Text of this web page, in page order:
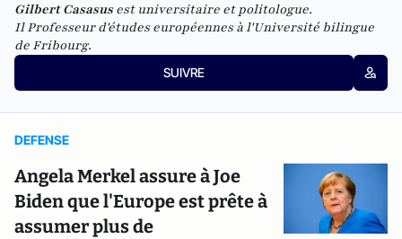
Gilbert Casasusest universitaire et politologue.
IlProfesseur d'études européennes à l'Université bilingue
de Fribourg.
SUIVRE
DEFENSE
Angela Merkel assure à Joe
Biden que l'Europe est prête à
assumer plus de